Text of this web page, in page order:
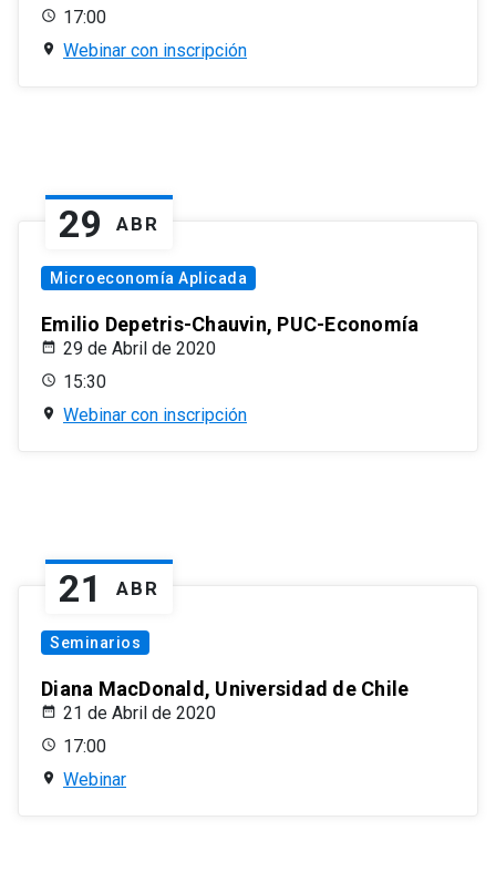
17:00
Webinar con inscripción
29 ABR
Microeconomía Aplicada
Emilio Depetris-Chauvin, PUC-Economía
29 de Abril de 2020
15:30
Webinar con inscripción
21 ABR
Seminarios
Diana MacDonald, Universidad de Chile
21 de Abril de 2020
17:00
Webinar